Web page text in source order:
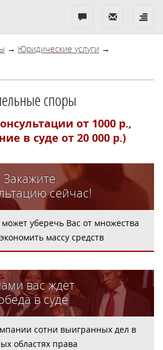
Показать
Бесплатная
→ Юридические услуги →
споры
от 1000 р.,
в суде от 20 000 р.)
Закажите
сейчас!
уберечь Вас от множества
массу средств
вас ждет
в суде
сотни выигранных дел в
областях права